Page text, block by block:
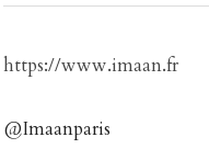
https://www.imaan.fr
@Imaanparis